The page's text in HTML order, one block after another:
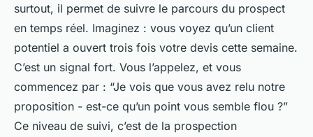
surtout, il permet de suivre le parcours du prospect
en temps réel. Imaginez : vous voyez qu’un client
potentiel a ouvert trois fois votre devis cette semaine.
C’est un signal fort. Vous l’appelez, et vous
commencez par : “Je vois que vous avez relu notre
proposition - est-ce qu’un point vous semble flou ?”
Ce niveau de suivi, c’est de la prospection